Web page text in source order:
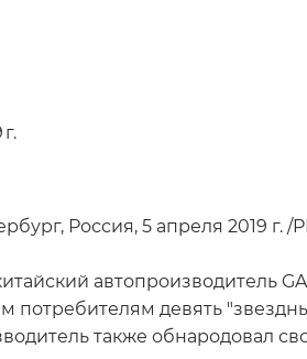
Россия, 5 апреля 2019 г. /
автопроизводитель
потребителям девять
также обнародовал